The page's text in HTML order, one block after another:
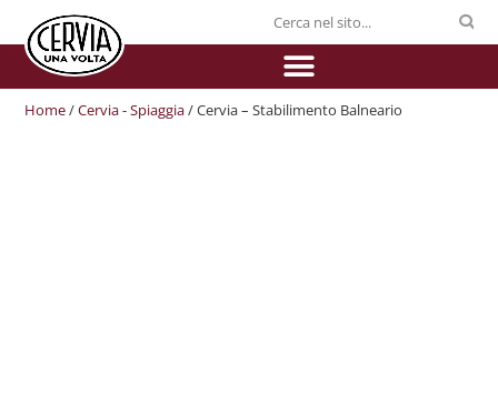
Home/Cervia - Spiaggia/ Cervia – Stabilimento Balneario